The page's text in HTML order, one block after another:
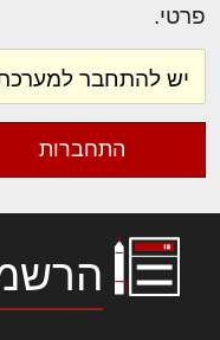
פרטי.
יש להתחבר
התחברות